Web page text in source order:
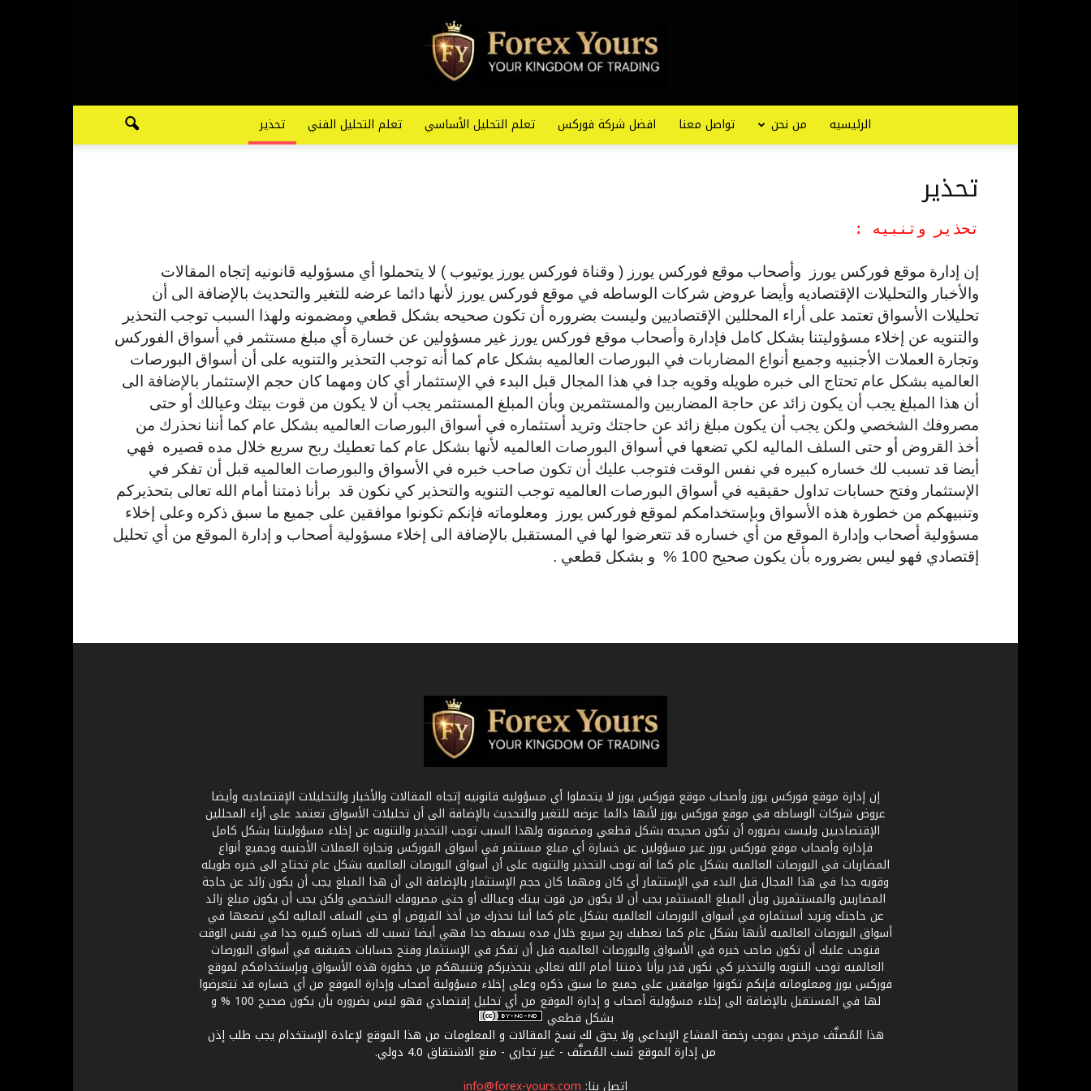
الرئيسيه من نحن تواصل معنا افضل شركة فوركس تعلم التحليل الأساسي تعلم التحليل الفني تحذير
تحذير
تحذير وتنبيه :
إن إدارة موقع فوركس يورز وأصحاب موقع فوركس يورز ( وقناة فوركس يورز يوتيوب ) لا يتحملوا أي مسؤوليه قانونيه إتجاه المقالات
والأخبار والتحليلات الإقتصاديه وأيضا عروض شركات الوساطه في موقع فوركس يورز لأنها دائما عرضه للتغير والتحديث بالإضافة الى أن
تحليلات الأسواق تعتمد على أراء المحللين الإقتصاديين وليست بضروره أن تكون صحيحه بشكل قطعي ومضمونه ولهذا السبب توجب التحذير
والتنويه عن إخلاء مسؤوليتنا بشكل كامل فإدارة وأصحاب موقع فوركس يورز غير مسؤولين عن خسارة أي مبلغ مستثمر في أسواق الفوركس
وتجارة العملات الأجنبيه وجميع أنواع المضاربات في البورصات العالميه بشكل عام كما أنه توجب التحذير والتنويه على أن أسواق البورصات
العالميه بشكل عام تحتاج الى خبره طويله وقويه جدا في هذا المجال قبل البدء في الإستثمار أي كان ومهما كان حجم الإستثمار بالإضافة الى
أن هذا المبلغ يجب أن يكون زائد عن حاجة المضاربين والمستثمرين وبأن المبلغ المستثمر يجب أن لا يكون من قوت بيتك وعيالك أو حتى
مصروفك الشخصي ولكن يجب أن يكون مبلغ زائد عن حاجتك وتريد أستثماره في أسواق البورصات العالميه بشكل عام كما أننا نحذرك من
أخذ القروض أو حتى السلف الماليه لكي تضعها في أسواق البورصات العالميه لأنها بشكل عام كما تعطيك ربح سريع خلال مده قصيره فهي
أيضا قد تسبب لك خساره كبيره في نفس الوقت فتوجب عليك أن تكون صاحب خبره في الأسواق والبورصات العالميه قبل أن تفكر في
الإستثمار وفتح حسابات تداول حقيقيه في أسواق البورصات العالميه توجب التنويه والتحذير كي نكون قد برأنا ذمتنا أمام الله تعالى بتحذيركم
وتنبيهكم من خطورة هذه الأسواق وبإستخدامكم لموقع فوركس يورز ومعلوماته فإنكم تكونوا موافقين على جميع ما سبق ذكره وعلى إخلاء
مسؤولية أصحاب وإدارة الموقع من أي خساره قد تتعرضوا لها في المستقبل بالإضافة الى إخلاء مسؤولية أصحاب و إدارة الموقع من أي تحليل
إقتصادي فهو ليس بضروره بأن يكون صحيح 100 % و بشكل قطعي .
إن إدارة موقع فوركس يورز وأصحاب موقع فوركس يورز لا يتحملوا أي مسؤوليه قانونيه إتجاه المقالات والأخبار والتحليلات الإقتصاديه وأيضا
عروض شركات الوساطه في موقع فوركس يورز لأنها دائما عرضه للتغير والتحديث بالإضافة الى أن تحليلات الأسواق تعتمد على أراء المحللين
الإقتصاديين وليست بضروره أن تكون صحيحه بشكل قطعي ومضمونه ولهذا السبب توجب التحذير والتنويه عن إخلاء مسؤوليتنا بشكل كامل
فإدارة وأصحاب موقع فوركس يورز غير مسؤولين عن خسارة أي مبلغ مستثمر في أسواق الفوركس وتجارة العملات الأجنبيه وجميع أنواع
المضاربات في البورصات العالميه بشكل عام كما أنه توجب التحذير والتنويه على أن أسواق البورصات العالميه بشكل عام تحتاج الى خبره طويله
وقويه جدا في هذا المجال قبل البدء في الإستثمار أي كان ومهما كان حجم الإستثمار بالإضافة الى أن هذا المبلغ يجب أن يكون زائد عن حاجة
المضاربين والمستثمرين وبأن المبلغ المستثمر يجب أن لا يكون من قوت بيتك وعيالك أو حتى مصروفك الشخصي ولكن يجب أن يكون مبلغ زائد
عن حاجتك وتريد أستثماره في أسواق البورصات العالميه بشكل عام كما أننا نحذرك من أخذ القروض أو حتى السلف الماليه لكي تضعها في
أسواق البورصات العالميه لأنها بشكل عام كما تعطيك ربح سريع خلال مده بسيطه جدا فهي أيضا تسبب لك خساره كبيره جدا في نفس الوقت
فتوجب عليك أن تكون صاحب خبره في الأسواق والبورصات العالميه قبل أن تفكر في الإستثمار وفتح حسابات حقيقيه في أسواق البورصات
العالميه توجب التنويه والتحذير كي نكون قدر برأنا ذمتنا أمام الله تعالى بتحذيركم وتنبيهكم من خطورة هذه الأسواق وبإستخدامكم لموقع
فوركس يورز ومعلوماته فإنكم تكونوا موافقين على جميع ما سبق ذكره وعلى إخلاء مسؤولية أصحاب وإدارة الموقع من أي خساره قد تتعرضوا
لها في المستقبل بالإضافة الى إخلاء مسؤولية أصحاب و إدارة الموقع من أي تحليل إقتصادي فهو ليس بضروره بأن يكون صحيح 100 % و
بشكل قطعي
هذا المُصنَّف مرخص بموجب رخصة المشاع الإبداعي ولا يحق لك نسخ المقالات و المعلومات من هذا الموقع لإعادة الإستخدام يجب طلب إذن
من إدارة الموقع نَسب المُصنَّف - غير تجاري - منع الاشتقاق 4.0 دولي
.
اتصل بنا: info@forex-yours.com